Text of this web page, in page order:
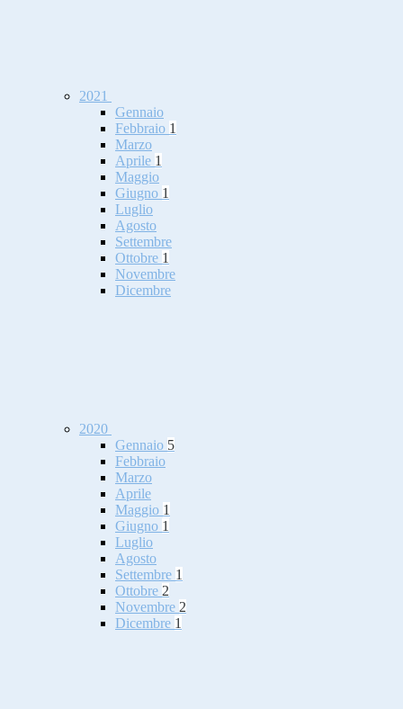
2021
Gennaio
Febbraio 1
Marzo
Aprile 1
Maggio
Giugno 1
Luglio
Agosto
Settembre
Ottobre 1
Novembre
Dicembre
2020
Gennaio 5
Febbraio
Marzo
Aprile
Maggio 1
Giugno 1
Luglio
Agosto
Settembre 1
Ottobre 2
Novembre 2
Dicembre 1